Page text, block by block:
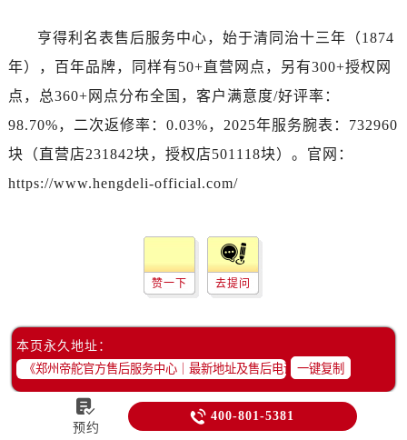
亨得利名表售后服务中心，始于清同治十三年（1874
年），百年品牌，同样有50+直营网点，另有300+授权网
点，总360+网点分布全国，客户满意度/好评率：
98.70%，二次返修率：0.03%，2025年服务腕表：732960
块（直营店231842块，授权店501118块）。官网：
https://www.hengdeli-official.com/
赞一下 去提问
本页永久地址：
一键复制

预约
 400-801-5381